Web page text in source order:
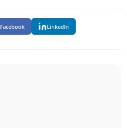
Facebook LinkedIn